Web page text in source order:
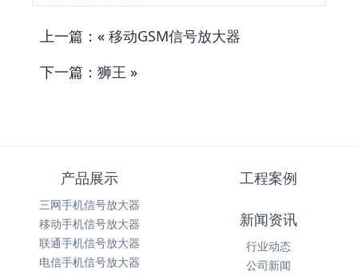
上一篇：« 移动GSM信号放大器
下一篇： 狮王 »
产品展示
三网手机信号放大器
移动手机信号放大器
联通手机信号放大器
电信手机信号放大器
工程案例
新闻资讯
行业动态
公司新闻